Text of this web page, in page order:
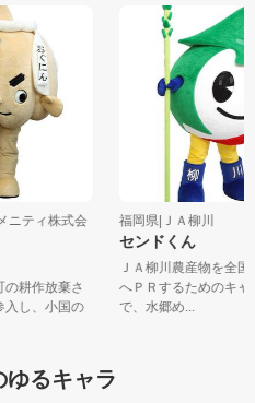
ニティ株式会
の耕作放棄さ
入し、小国の
福岡県|ＪＡ柳川
センドくん
ＪＡ柳川農産物を全
へＰＲするためのキ
で、水郷め...
ゆるキャラ